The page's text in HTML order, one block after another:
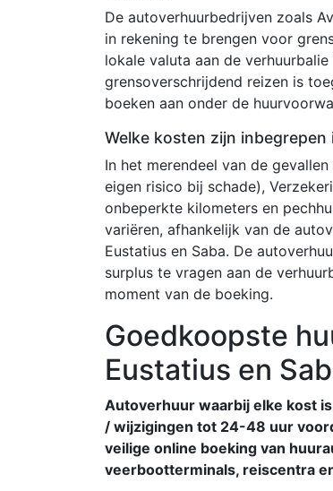
De autoverhuurbedrijven zoals
in rekening te brengen voor
lokale valuta aan de
grensoverschrijdend reizen is
boeken aan onder de
Welke kosten zijn inbegrepen
In het merendeel van de
eigen risico bij schade),
onbeperkte kilometers en
variëren, afhankelijk van de
Eustatius en Saba. De
surplus te vragen aan de
moment van de boeking.
Goedkoopste
Eustatius en
Autoverhuur waarbij elke kost
/ wijzigingen tot 24-48 uur
veilige online boeking van
veerbootterminals, reiscentra